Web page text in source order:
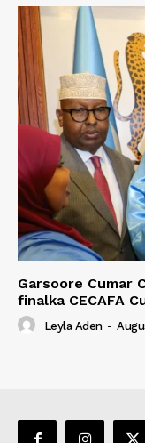
Garsoore Cumar
finalka CECAFA
Leyla Aden -